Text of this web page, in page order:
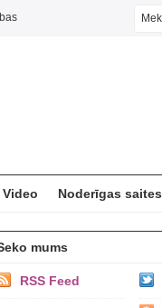
Video Noderīgas saites
mums
RSS Feed